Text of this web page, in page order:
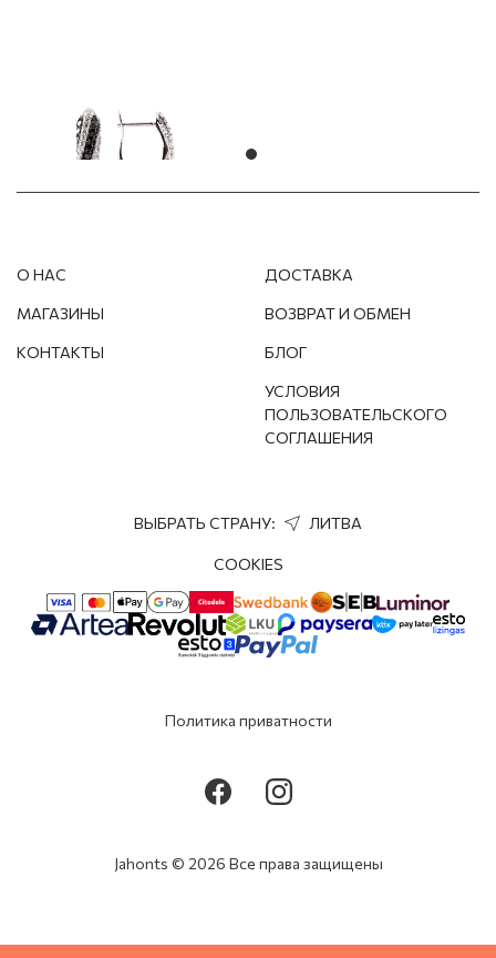
О НАС
МАГАЗИНЫ
КОНТАКТЫ
ДОСТАВКА
ВОЗВРАТ И ОБМЕН
БЛОГ
УСЛОВИЯ
ПОЛЬЗОВАТЕЛЬСКОГО
СОГЛАШЕНИЯ
ВЫБРАТЬ СТРАНУ: ЛИТВА
COOKIES
Политика приватности
Jahonts © 2026 Все права защищены